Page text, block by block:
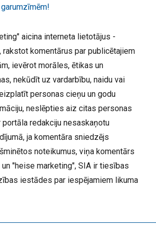
aicina interneta lietotājus -
komentārus par publicētajiem
ievērot morāles, ētikas un
nekūdīt uz vardarbību, naidu vai
personas cieņu un godu
neslēpties aiz citas personas
portāla redakciju nesaskaņotu
ja komentāra sniedzējs
noteikumus, viņa komentārs
"heise marketing", SIA ir tiesības
iestādes par iespējamiem likuma